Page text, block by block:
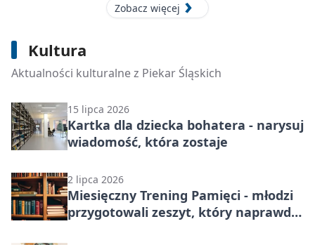
Zobacz więcej
Kultura
Aktualności kulturalne z Piekar Śląskich
Pokaż góry po swojemu i zgarnij bon
do Empiku
15 lipca 2026
Kartka dla dziecka bohatera - narysuj
wiadomość, która zostaje
2 lipca 2026
Miesięczny Trening Pamięci - młodzi
przygotowali zeszyt, który naprawdę